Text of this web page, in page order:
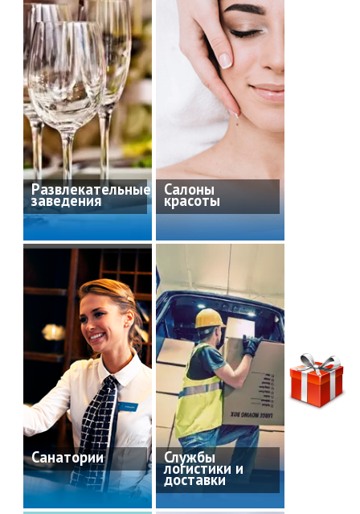
Развлекательные
заведения
Салоны
красоты
Санатории Службы
логистики и
доставки